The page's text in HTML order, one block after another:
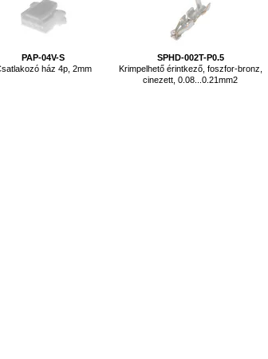
PAP-04V-S
ház 4p, 2mm
SPHD-002T-P0.5
Krimpelhető érintkező, foszfor-bronz,
cinezett, 0.08...0.21mm2